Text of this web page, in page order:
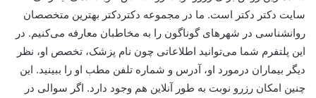
سایت دکتر دکتر است. ما در مجموعه دکتردکتر بهترین متخصصان
روانشناسی در شهرهای گوناگون را به مخاطبان معارفه می‌کنیم. در
این پلتفرم شما می‌توانید اطلاعاتی چون نام پزشک، تخصص او، نظر
دیگر بیماران درمورد او، آدرس و شماره تلفن مطب او را ببینید. این
چنین امکان رزرو نوبت به طور آنلاین هم وجود دارد. اگر سوالی در